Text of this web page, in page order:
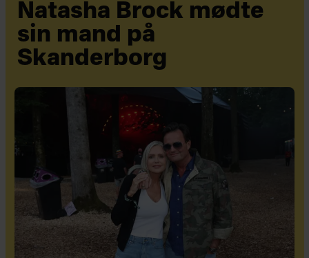
Natasha Brock mødte
sin mand på
Skanderborg